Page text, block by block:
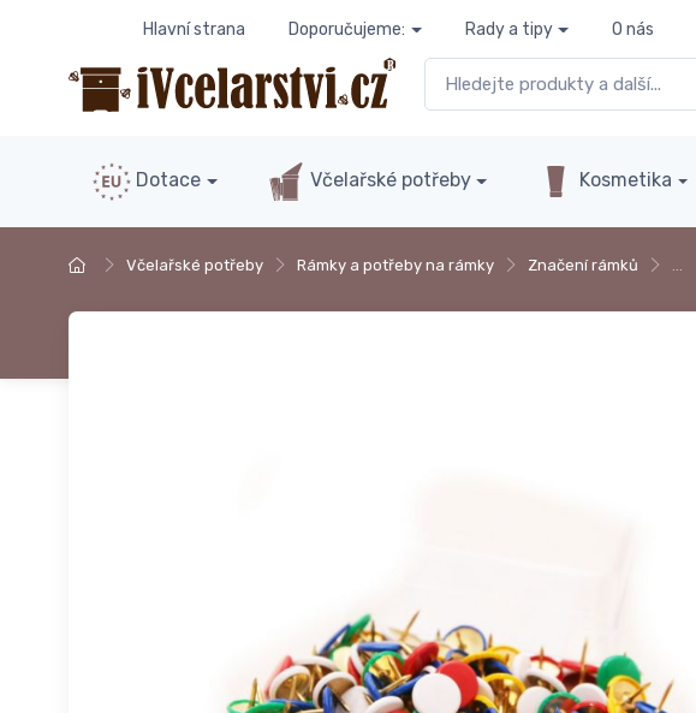
Hlavní strana Doporučujeme: Rady a tipy O nás
Dotace Včelařské potřeby Kosmetika
Včelařské potřeby Rámky a potřeby na rámky Značení rámků …